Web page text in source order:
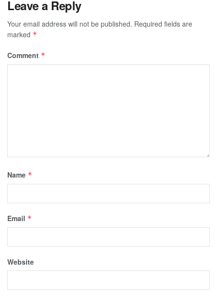
Leave a Reply
Your email address will not be published. Required fields are
marked *
Comment *
Name *
Email *
Website